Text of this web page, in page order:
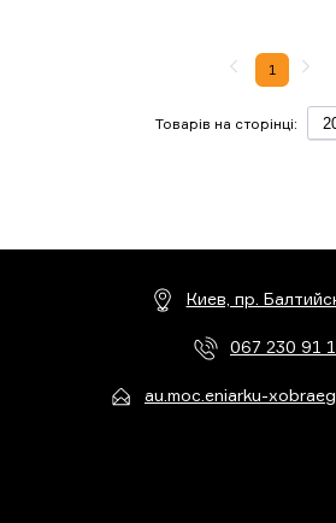
Товарів на сторінці:
1
Киев, пр.
067 230 91
au.moc.eniarku-